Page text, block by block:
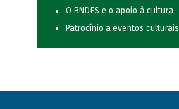
O BNDES e o apoio à cultura
Patrocínio a eventos culturais